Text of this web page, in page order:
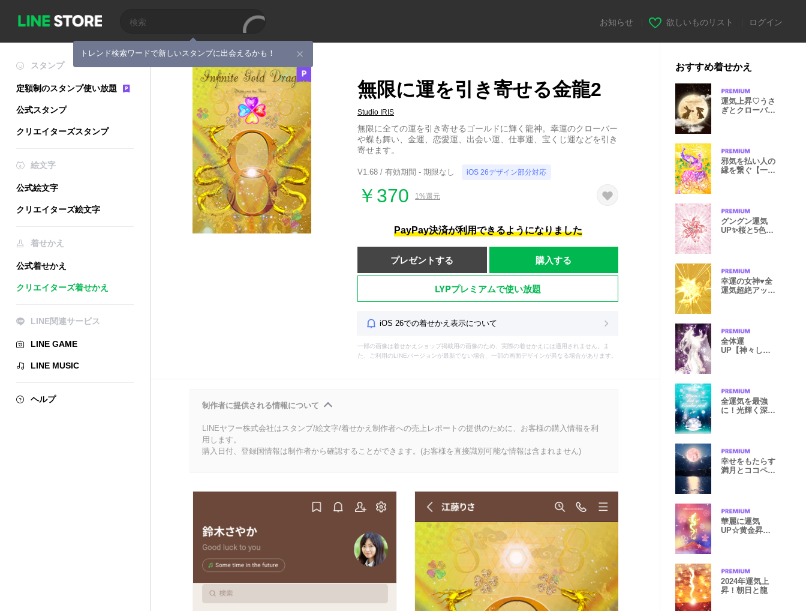
トレンド検索ワードで新しいスタンプに出会えるかも！
お知らせ 欲しいものリスト ログイン
スタンプ
定額制のスタンプ使い放題
公式スタンプ
クリエイターズスタンプ
絵文字
公式絵文字
クリエイターズ絵文字
着せかえ
公式着せかえ
クリエイターズ着せかえ
LINE関連サービス
LINE GAME
LINE MUSIC
ヘルプ
無限に運を引き寄せる金龍2
Studio IRIS
無限に全ての運を引き寄せるゴールドに輝く龍神。幸運のクローバー
や蝶も舞い、金運、恋愛運、出会い運、仕事運、宝くじ運などを引き
寄せます。
V1.68 / 有効期間 - 期限なし iOS 26デザイン部分対応
￥370 1%還元
PayPay決済が利用できるようになりました
プレゼントする 購入する
LYPプレミアムで使い放題
iOS 26での着せかえ表示について
一部の画像は着せかえショップ掲載用の画像のため、実際の着せかえには適用されません。ま
た、ご利用のLINEバージョンが最新でない場合、一部の画面デザインが異なる場合があります。
制作者に提供される情報について
LINEヤフー株式会社はスタンプ/絵文字/着せかえ制作者への売上レポートの提供のために、お客様の購入情報を利
用します。
購入日付、登録国情報は制作者から確認することができます。(お客様を直接識別可能な情報は含まれません)
おすすめ着せかえ
運気上昇♡うさ
ぎとクローバー
邪気を払い人の
縁を繋ぐ【一対
グングン運気
UP✨桜と5色の
幸運の女神♥全
運気超絶アッ
全体運
UP【神々しく
全運気を最強
に！光輝く深海
幸せをもたらす
満月とココペ
華麗に運気
UP☆黄金昇り
2024年運気上
昇！朝日と龍